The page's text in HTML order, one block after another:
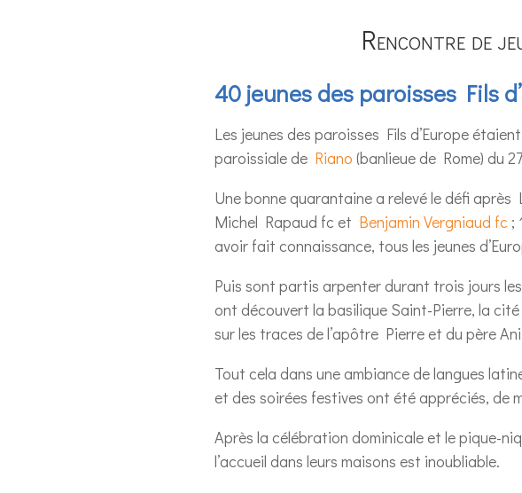
Rencontre de
40 jeunes des paroisses Fils
Les jeunes des paroisses Fils d’Europe
paroissiale de Riano (banlieue de Rome) du
Une bonne quarantaine a relevé le défi
Michel Rapaud fc et Benjamin Vergniaud fc;
avoir fait connaissance, tous les jeunes
Puis sont partis arpenter durant trois jours
ont découvert la basilique Saint-Pierre, la
sur les traces de l’apôtre Pierre et du père
Tout cela dans une ambiance de langues
et des soirées festives ont été appréciés, de
Après la célébration dominicale et le pique-
l’accueil dans leurs maisons est inoubliable.